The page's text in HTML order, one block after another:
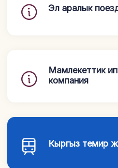
Эл аралык
Мамлекеттик
компания
Кыргыз темир